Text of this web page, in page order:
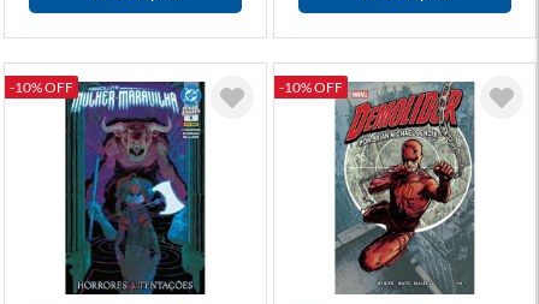
-10% OFF -10% OFF